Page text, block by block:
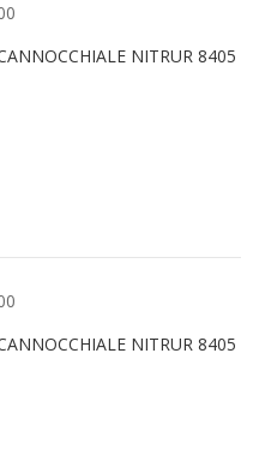
NITRUR 8405
NITRUR 8405